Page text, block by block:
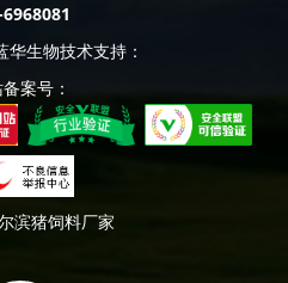
生物技术支持：
案号：
滨猪饲料厂家